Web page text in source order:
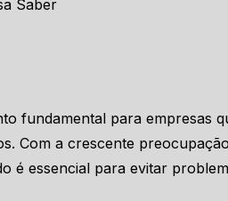
fundamental para empresas
Com a crescente
é essencial para evitar